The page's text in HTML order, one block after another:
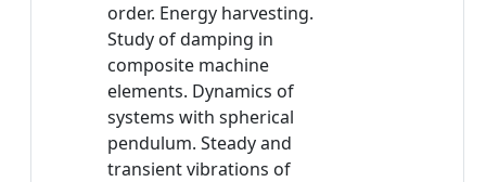
order. Energy harvesting.
Study of damping in
composite machine
elements. Dynamics of
systems with spherical
pendulum. Steady and
transient vibrations of